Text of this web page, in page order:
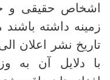
اشخاص حقیقی و
زمینه داشته
با دلایل آن به